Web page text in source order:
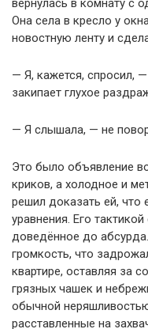
вернулась в комнату с
Она села в кресло у
новостную ленту и
— Я, кажется, спросил,
закипает глухое
— Я слышала, — не
Это было объявление
криков, а холодное и
решил доказать ей, что
уравнения. Его
доведённое до
громкость, что
квартире, оставляя за
грязных чашек и
обычной
расставленные на